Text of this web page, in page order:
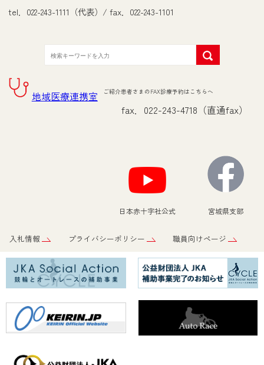
tel．022-243-1111（代表）/ fax．022-243-1101
地域医療連携室 ご紹介患者さまのFAX診療予約はこちらへ
fax．022-243-4718（直通fax）
日本赤十字社公式 宮城県支部
入札情報 プライバシーポリシー 職員向けページ